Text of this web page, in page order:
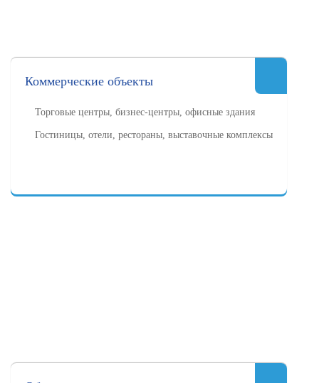
Коммерческие объекты
Торговые центры, бизнес-центры, офисные здания
Гостиницы, отели, рестораны, выставочные комплексы